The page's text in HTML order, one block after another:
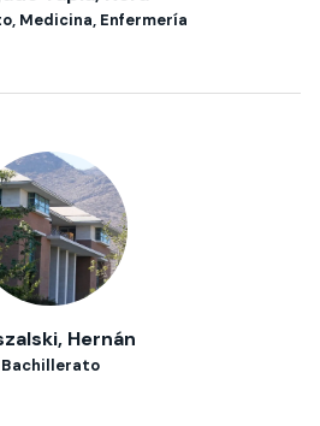
Medicina, Enfermería
Hernán
Bachillerato